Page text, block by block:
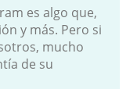
es algo que,
y más. Pero si
mucho
de su